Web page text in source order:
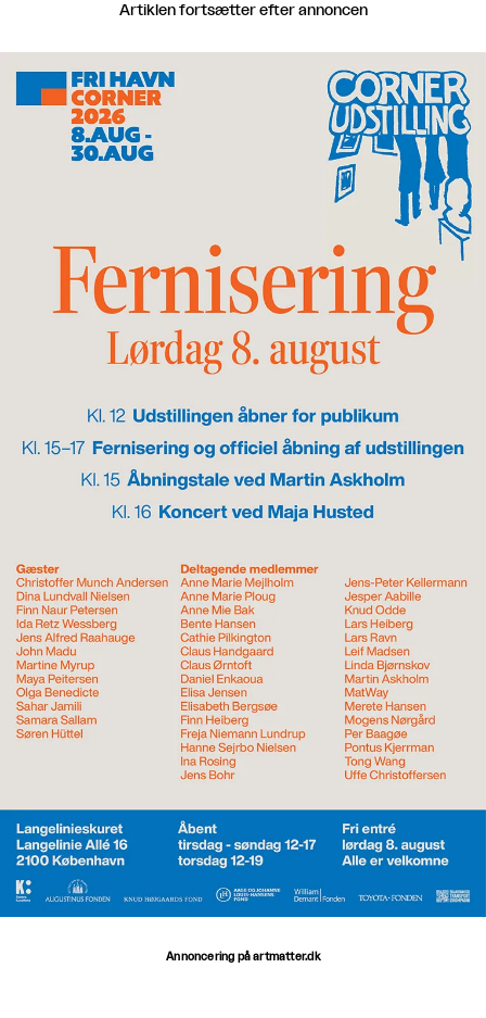
Artiklen fortsætter efter annoncen
Annoncering på artmatter.dk